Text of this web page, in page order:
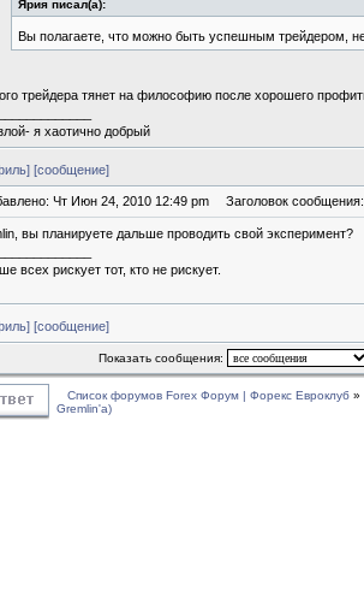
Ярия писал(а):
Вы полагаете, что можно быть успешным трейдером,
трейдера тянет на философию после хорошего
я хаотично добрый
[сообщение]
Чт Июн 24, 2010 12:49 pm Заголовок сообщения:
вы планируете дальше проводить свой эксперимент?
всех рискует тот, кто не рискует.
[сообщение]
Показать сообщения:
Список форумов Forex Форум | Форекс Евроклуб »
Gremlin'a)